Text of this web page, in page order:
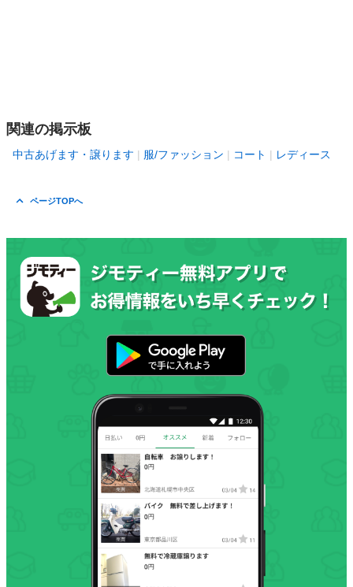
関連の掲示板
中古あげます・譲ります 服/ファッション コート レディース
ページTOPへ